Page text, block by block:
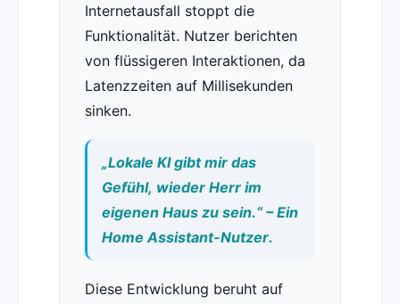
Internetausfall stoppt die
Funktionalität. Nutzer berichten
von flüssigeren Interaktionen, da
Latenzzeiten auf Millisekunden
sinken.
„Lokale KI gibt mir das
Gefühl, wieder Herr im
eigenen Haus zu sein.“ – Ein
Home Assistant-Nutzer.
Diese Entwicklung beruht auf